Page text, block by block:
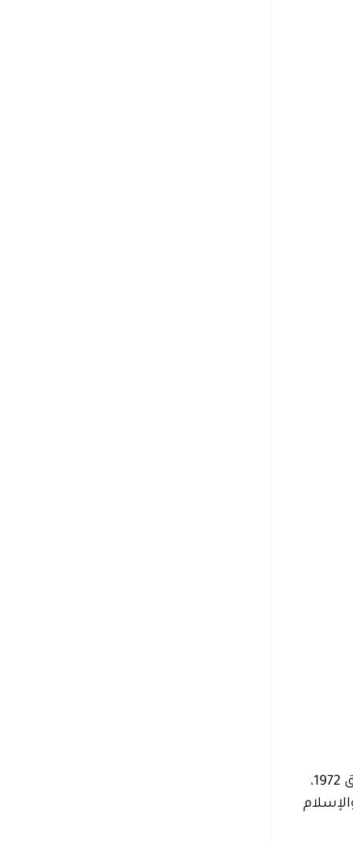
أنشئت دارة الملك عبد العزيز بموجب المرسوم الملكي ذي الرقم (م/45) في الخامس من شعبان عام 1392 هـ الموافق 1972،